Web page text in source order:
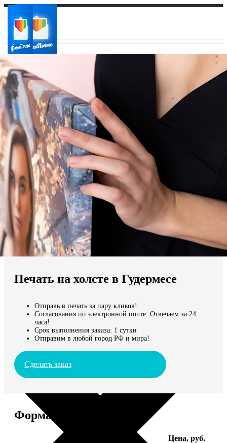
Ваш город:
Ваш регион доставки
Выберите из списка:
Мы доставляем по всему миру
Печать на холсте в Гудермесе
Отправь в печать за пару кликов!
Согласования по электронной почте. Отвечаем за 24
часа!
Срок выполнения заказа: 1 сутки
Отправим в любой город РФ и мира!
Сделать заказ
Форматы и цены
Цена, руб.